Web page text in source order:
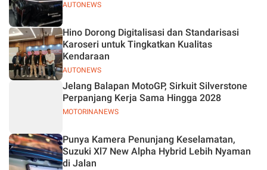
AUTONEWS
AUTONEWS
Hino Dorong Digitalisasi dan Standarisasi
Karoseri untuk Tingkatkan Kualitas
Kendaraan
MOTORINANEWS
Jelang Balapan MotoGP, Sirkuit Silverstone
Perpanjang Kerja Sama Hingga 2028
Punya Kamera Penunjang Keselamatan,
Suzuki Xl7 New Alpha Hybrid Lebih Nyaman
di Jalan